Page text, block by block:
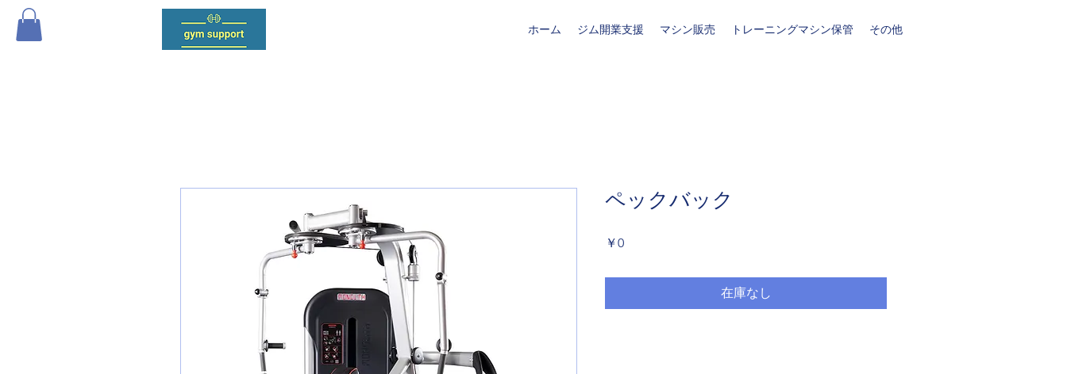
ホーム ジム開業支援 マシン販売 トレーニングマシン保管 その他
ペックバック
￥0価
在庫なし